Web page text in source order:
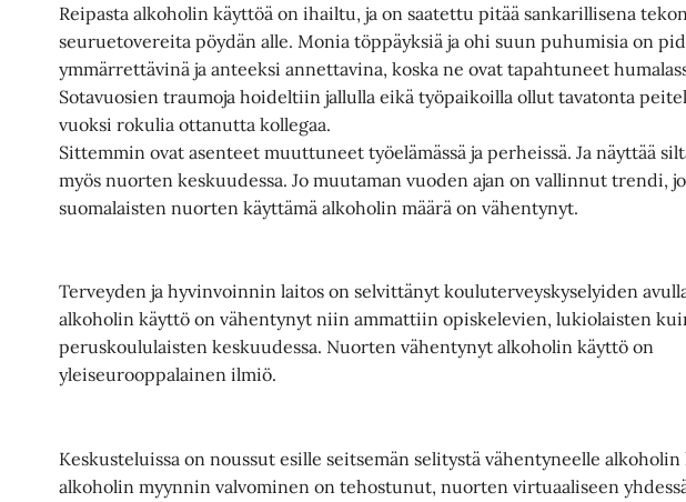
Reipasta alkoholin käyttöä on ihailtu, ja on saatettu pitää sankarillisena
seuruetovereita pöydän alle. Monia töppäyksiä ja ohi suun puhumisia on
ymmärrettävinä ja anteeksi annettavina, koska ne ovat tapahtuneet
Sotavuosien traumoja hoideltiin jallulla eikä työpaikoilla ollut tavatonta
vuoksi rokulia ottanutta kollegaa.
Sittemmin ovat asenteet muuttuneet työelämässä ja perheissä. Ja näyttää
myös nuorten keskuudessa. Jo muutaman vuoden ajan on vallinnut trendi,
suomalaisten nuorten käyttämä alkoholin määrä on vähentynyt.
Terveyden ja hyvinvoinnin laitos on selvittänyt kouluterveyskyselyiden
alkoholin käyttö on vähentynyt niin ammattiin opiskelevien, lukiolaisten
peruskoululaisten keskuudessa. Nuorten vähentynyt alkoholin käyttö on
yleiseurooppalainen ilmiö.
Keskusteluissa on noussut esille seitsemän selitystä vähentyneelle alkoholin
alkoholin myynnin valvominen on tehostunut, nuorten virtuaaliseen